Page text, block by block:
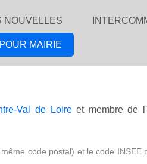
NOUVELLES
MAIRIE
Val de Loireet membre de
code postal) et le code INSEE